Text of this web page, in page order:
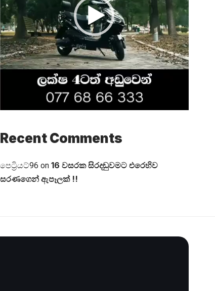
Recent Comments
පෙට්‍රියට්96 on 16 වසරක සිරදඬුවමට එරෙහිව
සරණගෙන් ඇපෑලක් !!